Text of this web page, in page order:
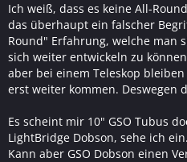
Ich weiß, dass es keine All-
das überhaupt ein falscher
Round" Erfahrung, welche man
sich weiter entwickeln zu
aber bei einem Teleskop
erst weiter kommen. Deswegen
Es scheint mir 10" GSO Tubus
LightBridge Dobson, sehe ich ein.
Kann aber GSO Dobson einen